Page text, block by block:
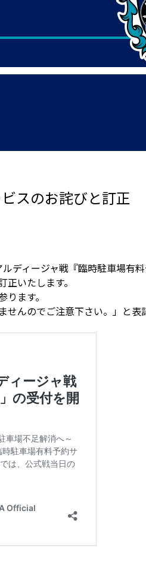
スのお詫びと訂正
ディージャ戦『臨時駐車場有
いたします。
ます。
せんのでご注意下さい。」と